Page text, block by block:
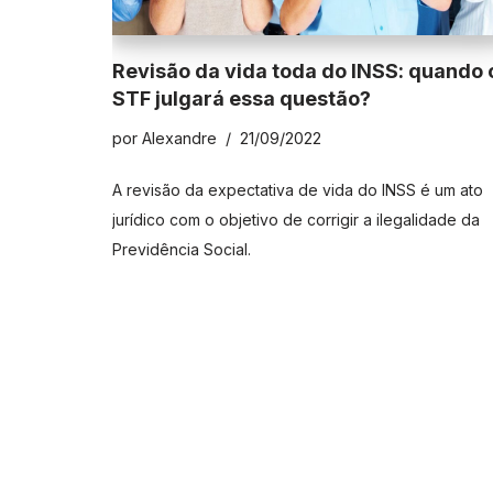
Revisão da vida toda do INSS: quando
STF julgará essa questão?
por Alexandre 21/09/2022
A revisão da expectativa de vida do INSS é um ato
jurídico com o objetivo de corrigir a ilegalidade da
Previdência Social.